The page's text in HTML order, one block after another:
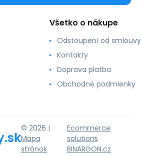
Všetko o nákupe
Odstoupení od smlouvy
Kontakty
Doprava platba
Obchodné podmienky
© 2026 |
Mapa
stránok
Ecommerce
solutions
BINARGON.cz